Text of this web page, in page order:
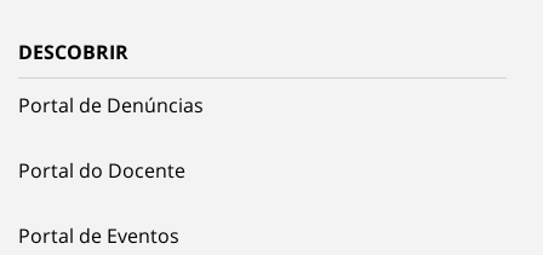
DESCOBRIR
Portal de Denúncias
Portal do Docente
Portal de Eventos